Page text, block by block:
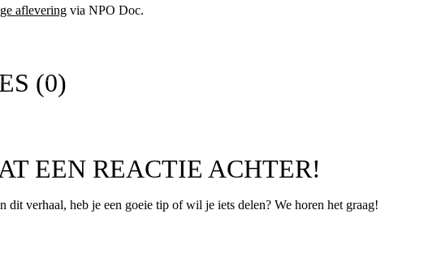
aflevering via NPO Doc.
(0)
EEN REACTIE ACHTER!
dit verhaal, heb je een goeie tip of wil je iets delen? We horen het graag!